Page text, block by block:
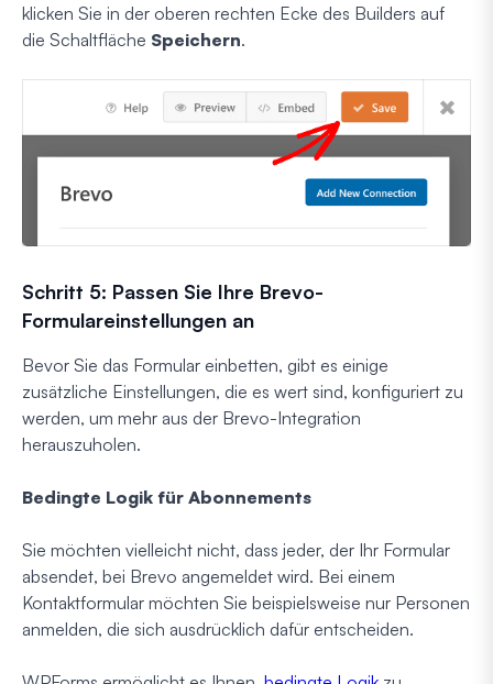
klicken Sie in der oberen rechten Ecke des Builders auf
die Schaltfläche Speichern.
Schritt 5: Passen Sie Ihre Brevo-
Formulareinstellungen an
Bevor Sie das Formular einbetten, gibt es einige
zusätzliche Einstellungen, die es wert sind, konfiguriert zu
werden, um mehr aus der Brevo-Integration
herauszuholen.
Bedingte Logik für Abonnements
Sie möchten vielleicht nicht, dass jeder, der Ihr Formular
absendet, bei Brevo angemeldet wird. Bei einem
Kontaktformular möchten Sie beispielsweise nur Personen
anmelden, die sich ausdrücklich dafür entscheiden.